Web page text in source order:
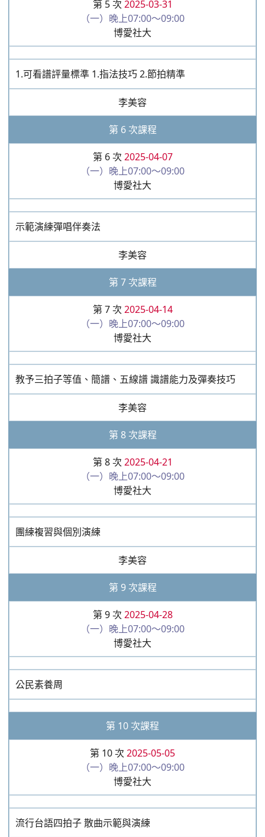
第 5 次2025-03-31
（一）晚上07:00～09:00
1.可看譜評量標準 1.指法技巧 2.節拍精準
李美容
第 6 次課程
第 6 次2025-04-07
（一）晚上07:00～09:00
李美容
第 7 次課程
第 7 次2025-04-14
（一）晚上07:00～09:00
教予三拍子等值、簡譜、五線譜 識譜能力及彈奏技巧
李美容
第 8 次課程
第 8 次2025-04-21
（一）晚上07:00～09:00
李美容
第 9 次課程
第 9 次2025-04-28
（一）晚上07:00～09:00
第 10 次課程
第 10 次2025-05-05
（一）晚上07:00～09:00